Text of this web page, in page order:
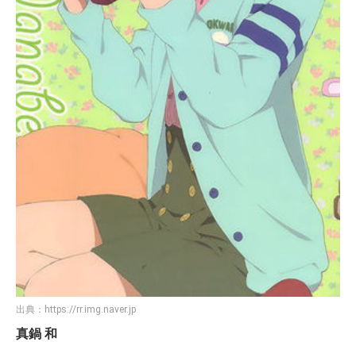
出典： https://rr.img.naver.jp
真鍋 和